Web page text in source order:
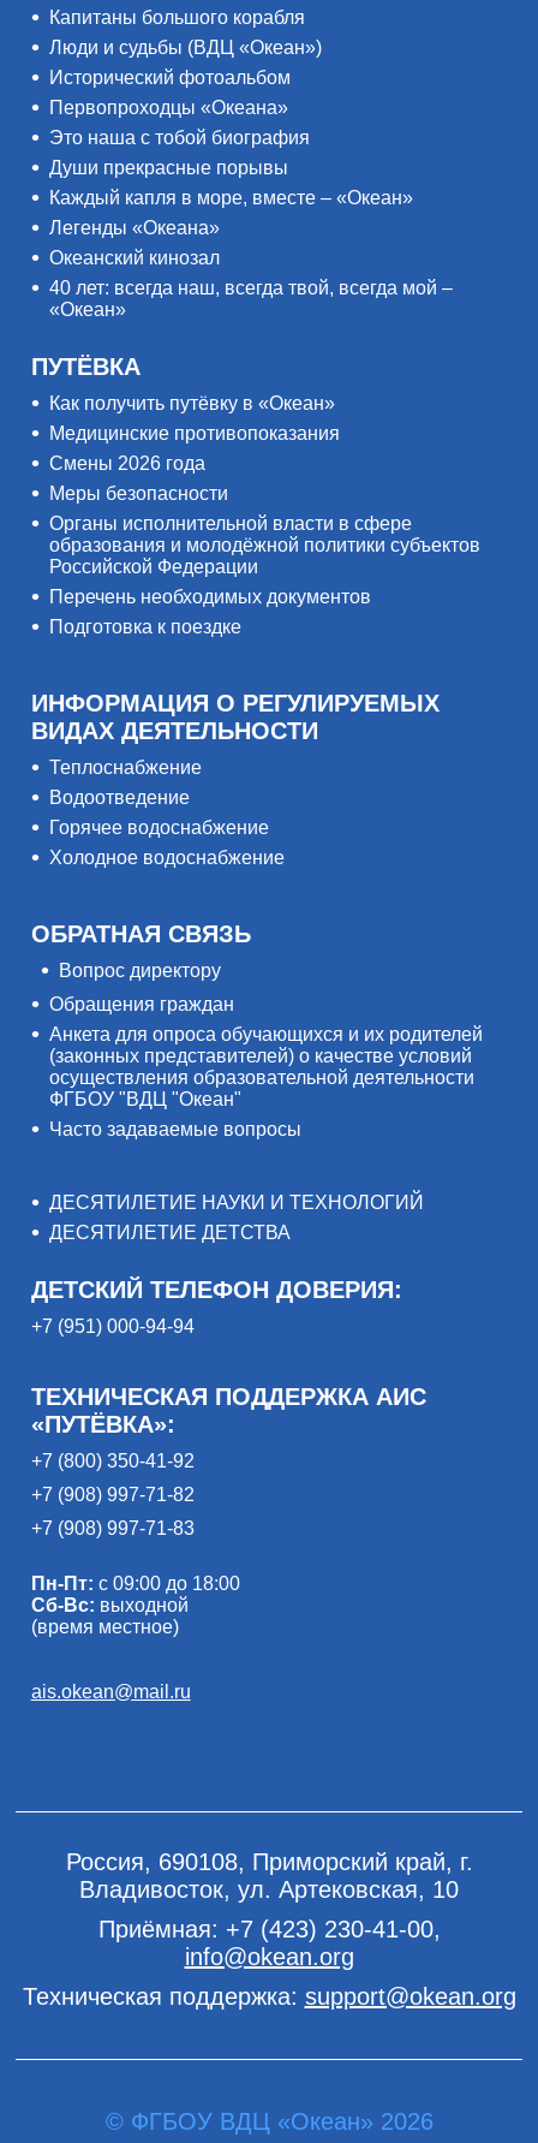
Капитаны большого корабля
Люди и судьбы (ВДЦ «Океан»)
Исторический фотоальбом
Первопроходцы «Океана»
Это наша с тобой биография
Души прекрасные порывы
Каждый капля в море, вместе – «Океан»
Легенды «Океана»
Океанский кинозал
40 лет: всегда наш, всегда твой, всегда мой –
«Океан»
ПУТЁВКА
Как получить путёвку в «Океан»
Медицинские противопоказания
Смены 2026 года
Меры безопасности
Органы исполнительной власти в сфере
образования и молодёжной политики субъектов
Российской Федерации
Перечень необходимых документов
Подготовка к поездке
ИНФОРМАЦИЯ О РЕГУЛИРУЕМЫХ
ВИДАХ ДЕЯТЕЛЬНОСТИ
Теплоснабжение
Водоотведение
Горячее водоснабжение
Холодное водоснабжение
ОБРАТНАЯ СВЯЗЬ
Вопрос директору
Обращения граждан
Анкета для опроса обучающихся и их родителей
(законных представителей) о качестве условий
осуществления образовательной деятельности
ФГБОУ "ВДЦ "Океан"
Часто задаваемые вопросы
ДЕСЯТИЛЕТИЕ НАУКИ И ТЕХНОЛОГИЙ
ДЕСЯТИЛЕТИЕ ДЕТСТВА
ДЕТСКИЙ ТЕЛЕФОН ДОВЕРИЯ:
+7 (951) 000-94-94
ТЕХНИЧЕСКАЯ ПОДДЕРЖКА АИС
«ПУТЁВКА»:
+7 (800) 350-41-92
+7 (908) 997-71-82
+7 (908) 997-71-83
Пн-Пт: с 09:00 до 18:00
Сб-Вс: выходной
(время местное)
ais.okean@mail.ru
Россия, 690108, Приморский край, г.
Владивосток, ул. Артековская, 10
Приёмная: +7 (423) 230-41-00,
info@okean.org
Техническая поддержка: support@okean.org
© ФГБОУ ВДЦ «Океан» 2026